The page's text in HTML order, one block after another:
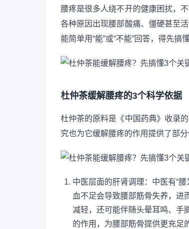
腰疼是很多人绕不开的健康困扰，
各种原因出现腰部酸痛、僵硬甚至
能简单用“能”或“不能”回答，得先
杜仲茶缓解腰疼的3个科学依据
杜仲茶的原料是《中国药典》收录
究也为它缓解腰疼的作用提供了部
中医层面的肝肾调理：中医有“
血不足会导致腰部筋骨失养，进
减轻，还可能伴随头晕耳鸣、手
的作用，为腰部筋骨提供更充足